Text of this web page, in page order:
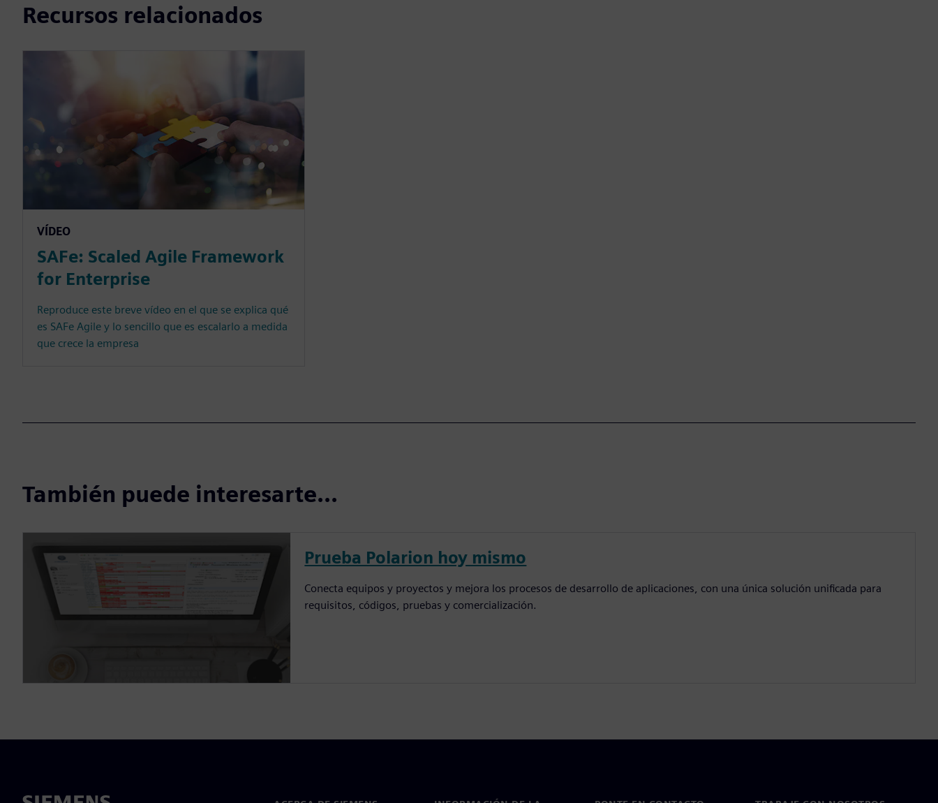
Recursos relacionados
VÍDEO
SAFe: Scaled Agile Framework
for Enterprise
Reproduce este breve vídeo en el que se explica qué
es SAFe Agile y lo sencillo que es escalarlo a medida
que crece la empresa
También puede interesarte...
Prueba Polarion hoy mismo
Conecta equipos y proyectos y mejora los procesos de desarrollo de aplicaciones, con una única solución unificada para
requisitos, códigos, pruebas y comercialización.